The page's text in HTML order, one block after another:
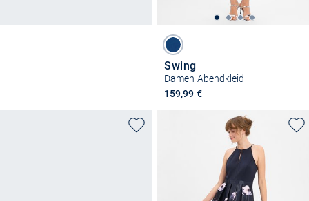
Swing
Damen Abendkleid
159,99 €